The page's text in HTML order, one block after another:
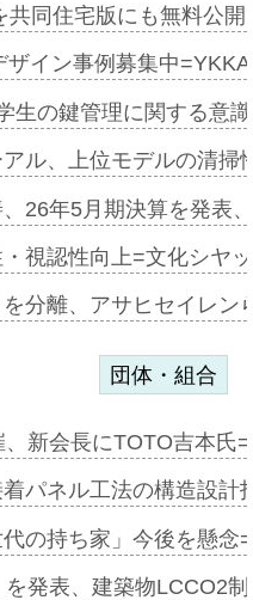
共同住宅版にも無料公
ザイン事例募集中
生の鍵管理に関する意
アル、上位モデルの清
26年5月期決算を発表
視認性向上=文化シヤ
分離、アサヒセイレ
団体・組合
新会長にTOTO吉本氏
パネル工法の構造設
の持ち家」今後を懸
を発表、建築物LCCO2